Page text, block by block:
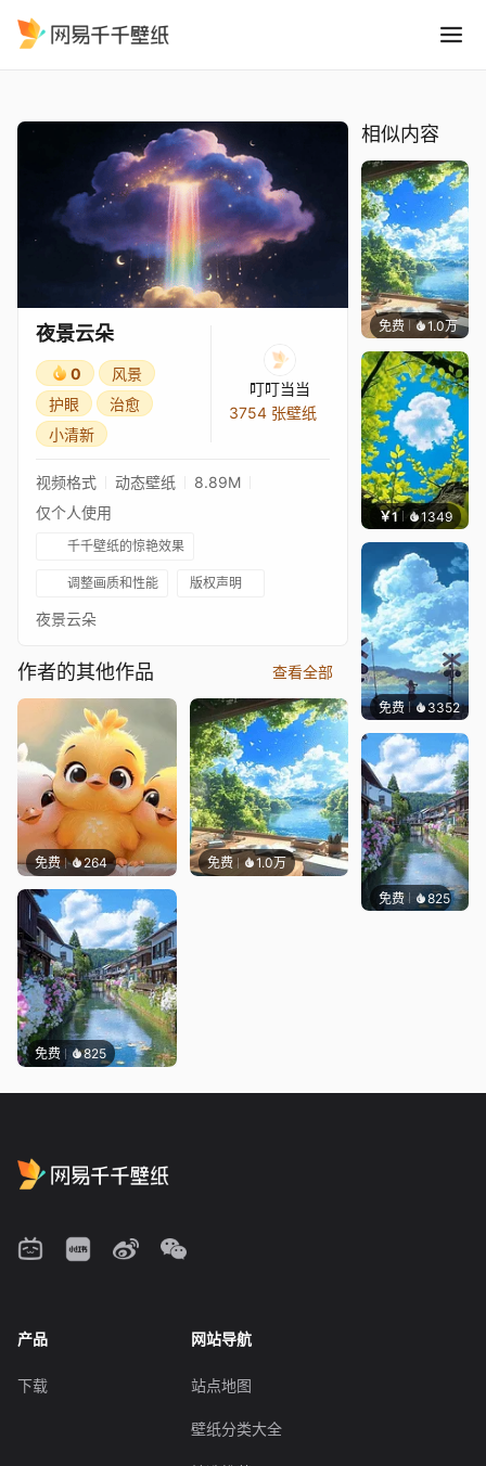
夜景云朵
0
风景
护眼
治愈
小清新
叮叮当当
3754 张壁纸
视频格式 动态壁纸
8.89M
仅个人使用
千千壁纸的惊艳效果
调整画质和性能 版权声明
夜景云朵
作者的其他作品 查看全部
免费 264 免费 1.0万
免费 825
相似内容
免费 1.0万叮叮
￥1 1349 渔小
免费 3352星梦
免费 825叮叮
产品
下载
网站导航
站点地图
壁纸分类大全